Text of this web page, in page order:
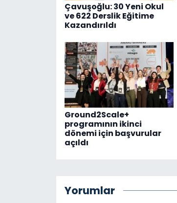
Çavuşoğlu: 30 Yeni Okul
ve 622 Derslik Eğitime
Kazandırıldı
Ground2Scale+
programının ikinci
dönemi için başvurular
açıldı
Yorumlar